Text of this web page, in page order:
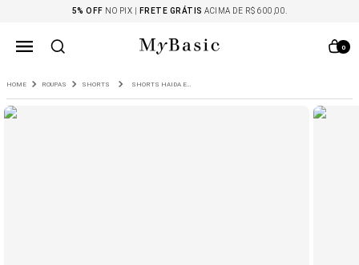
5% OFF NO PIX | FRETE GRÁTIS ACIMA DE R$ 600,00.
0
ROUPAS SHORTS SHORTS HAIDA EM ALGODÃO CÓS ELÁSTICO CARAMELO